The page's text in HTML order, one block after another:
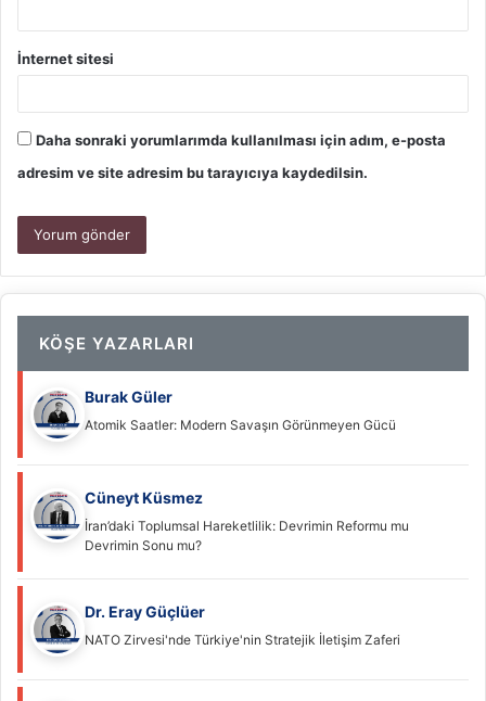
İnternet sitesi
Daha sonraki yorumlarımda kullanılması için adım, e-posta
adresim ve site adresim bu tarayıcıya kaydedilsin.
KÖŞE YAZARLARI
Burak Güler
Atomik Saatler: Modern Savaşın Görünmeyen Gücü
Cüneyt Küsmez
İran’daki Toplumsal Hareketlilik: Devrimin Reformu mu
Devrimin Sonu mu?
Dr. Eray Güçlüer
NATO Zirvesi'nde Türkiye'nin Stratejik İletişim Zaferi